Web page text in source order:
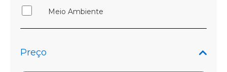
Meio Ambiente
Preço